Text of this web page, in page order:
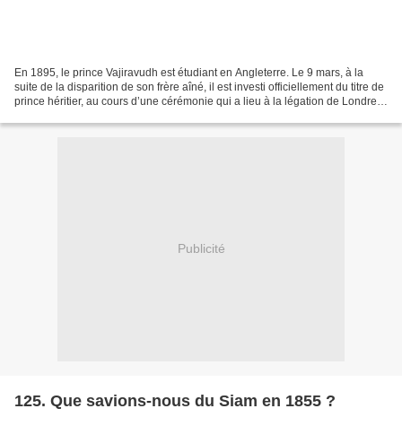
En 1895, le prince Vajiravudh est étudiant en Angleterre. Le 9 mars, à la
suite de la disparition de son frère aîné, il est investi officiellement du titre de
prince héritier, au cours d’une cérémonie qui a lieu à la légation de Londres,
Publicité
125. Que savions-nous du Siam en 1855 ?